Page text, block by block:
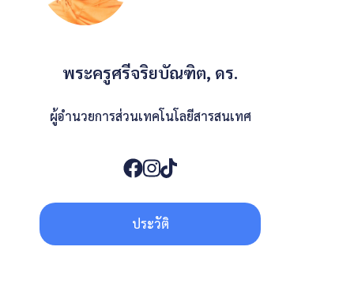
พระครูศรีจริยบัณฑิต, ดร.
ผู้อำนวยการส่วนเทคโนโลยีสารสนเทศ
ประวัติ